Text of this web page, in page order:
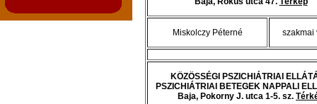
Miskolczy Péterné szakmai
KÖZÖSSÉGI PSZICHIÁTRIAI
PSZICHIÁTRIAI BETEGEK NAPPALI
Baja, Pokorny J. utca 1-5. sz.